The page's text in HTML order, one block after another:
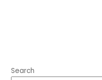
Search